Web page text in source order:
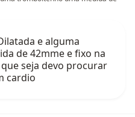
e alguma
de 42mme e fixo na
seja devo procurar
cardio